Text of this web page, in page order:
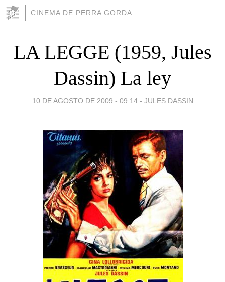
CINEMA DE PERRA GORDA
LA LEGGE (1959, Jules
Dassin) La ley
10 DE AGOSTO DE 2009 - 09:14 - JULES DASSIN